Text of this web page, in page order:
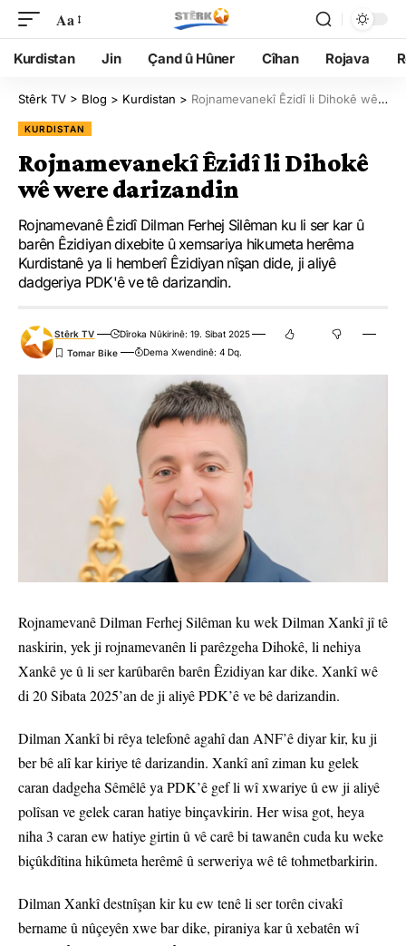
Aa
Kurdistan Jin Çand û Hûner Cîhan Rojava
Stêrk TV > Blog > Kurdistan > Rojnamevanekî Êzidî li Dihokê wê were darizandin
KURDISTAN
Rojnamevanekî Êzidî li Dihokê
wê were darizandin
Rojnamevanê Êzidî Dilman Ferhej Silêman ku li ser kar û
barên Êzidiyan dixebite û xemsariya hikumeta herêma
Kurdistanê ya li hemberî Êzidiyan nîşan dide, ji aliyê
dadgeriya PDK'ê ve tê darizandin.
Stêrk TV
Dîroka Nûkirinê: 19. Sibat 2025
Dema Xwendinê: 4 Dq.
Rojnamevanê Dilman Ferhej Silêman ku wek Dilman Xankî jî tê
naskirin, yek ji rojnamevanên li parêzgeha Dihokê, li nehiya
Xankê ye û li ser karûbarên barên Êzidiyan kar dike. Xankî wê
di 20 Sibata 2025’an de ji aliyê PDK’ê ve bê darizandin.
Dilman Xankî bi rêya telefonê agahî dan ANF’ê diyar kir, ku ji
ber bê alî kar kiriye tê darizandin. Xankî anî ziman ku gelek
caran dadgeha Sêmêlê ya PDK’ê gef li wî xwariye û ew ji aliyê
polîsan ve gelek caran hatiye binçavkirin. Her wisa got, heya
niha 3 caran ew hatiye girtin û vê carê bi tawanên cuda ku weke
biçûkdîtina hikûmeta herêmê û serweriya wê tê tohmetbarkirin.
Dilman Xankî destnîşan kir ku ew tenê li ser torên civakî
bername û nûçeyên xwe bar dike, piraniya kar û xebatên wî